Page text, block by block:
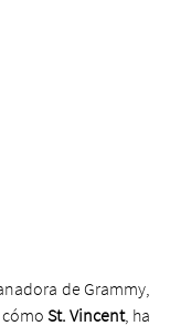
de Grammy,
St. Vincent, ha